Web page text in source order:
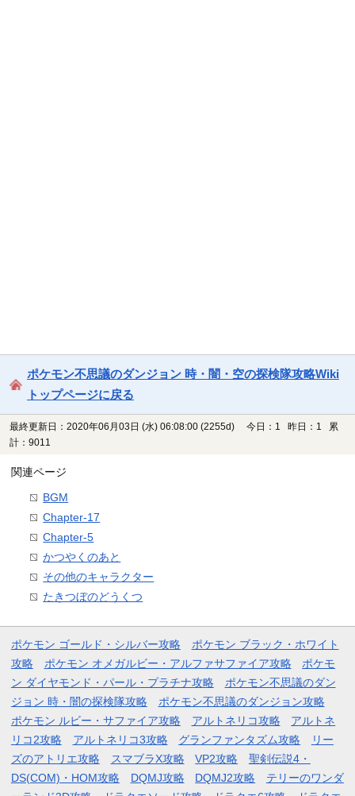
ポケモン不思議のダンジョン 時・闇・空の探検隊攻略Wiki
トップページに戻る
最終更新日：2020年06月03日 (水) 06:08:00 (2255d)
今日：1 昨日：1 累
計：9011
関連ページ
BGM
Chapter-17
Chapter-5
かつやくのあと
その他のキャラクター
たきつぼのどうくつ
ポケモン ゴールド・シルバー攻略
ポケモン ブラック・ホワイト
攻略
ポケモン オメガルビー・アルファサファイア攻略
ポケモ
ン ダイヤモンド・パール・プラチナ攻略
ポケモン不思議のダン
ジョン 時・闇の探検隊攻略
ポケモン不思議のダンジョン攻略
ポケモン ルビー・サファイア攻略
アルトネリコ攻略
アルトネ
リコ2攻略
アルトネリコ3攻略 グランファンタズム攻略
リー
ズのアトリエ攻略
スマブラX攻略 VP2攻略
聖剣伝説4・
DS(COM)・HOM攻略
DQMJ攻略 DQMJ2攻略
テリーのワンダ